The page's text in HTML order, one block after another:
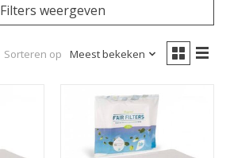
Filters weergeven
Sorteren op Meest bekeken